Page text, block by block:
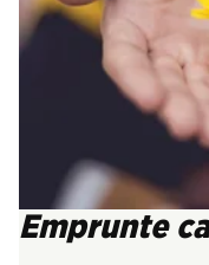
Emprunte